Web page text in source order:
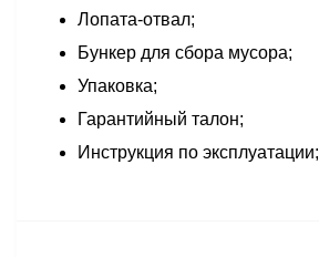
Лопата-отвал;
Бункер для сбора мусора;
Упаковка;
Гарантийный талон;
Инструкция по эксплуатации;